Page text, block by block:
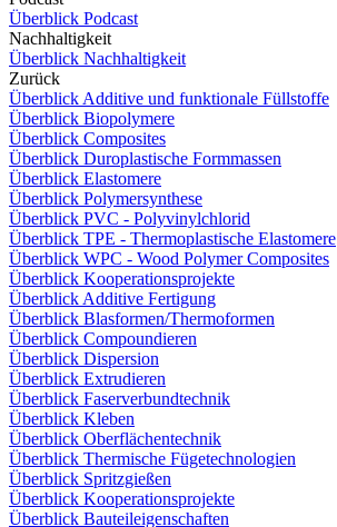
Überblick Podcast
Nachhaltigkeit
Überblick Nachhaltigkeit
Zurück
Überblick Additive und funktionale Füllstoffe
Überblick Biopolymere
Überblick Composites
Überblick Duroplastische Formmassen
Überblick Elastomere
Überblick Polymersynthese
Überblick PVC - Polyvinylchlorid
Überblick TPE - Thermoplastische Elastomere
Überblick WPC - Wood Polymer Composites
Überblick Kooperationsprojekte
Überblick Additive Fertigung
Überblick Blasformen/Thermoformen
Überblick Compoundieren
Überblick Dispersion
Überblick Extrudieren
Überblick Faserverbundtechnik
Überblick Kleben
Überblick Oberflächentechnik
Überblick Thermische Fügetechnologien
Überblick Spritzgießen
Überblick Kooperationsprojekte
Überblick Bauteileigenschaften